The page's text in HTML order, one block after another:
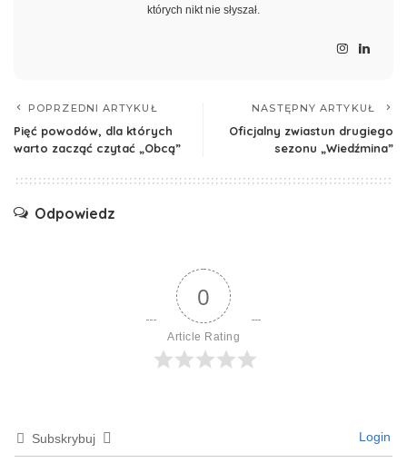
których nikt nie słyszał.
POPRZEDNI ARTYKUŁ
Pięć powodów, dla których
warto zacząć czytać „Obcą”
NASTĘPNY ARTYKUŁ
Oficjalny zwiastun drugiego
sezonu „Wiedźmina”
Odpowiedz
0
Article Rating
Subskrybuj Login